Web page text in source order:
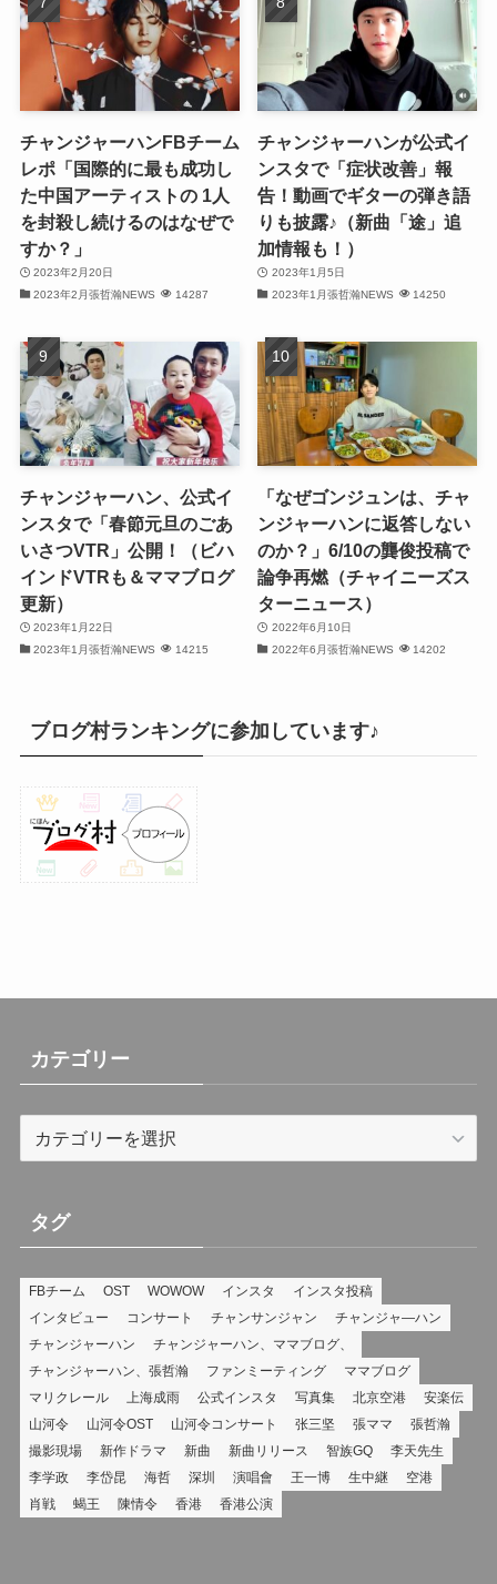
(31)
(32)
(30)
(32)
(31)
(32)
(31)
チャンジャーハンFBチーム
レポ「国際的に最も成功し
た中国アーティストの 1人
を封殺し続けるのはなぜで
すか？」
2023年2月20日
2023年2月張哲瀚NEWS
14287
チャンジャーハンが公式イ
ンスタで「症状改善」報
告！動画でギターの弾き語
りも披露♪（新曲「途」追
加情報も！）
2023年1月5日
2023年1月張哲瀚NEWS
14250
チャンジャーハン、公式イ
ンスタで「春節元旦のごあ
いさつVTR」公開！（ビハ
インドVTRも＆ママブログ
更新）
2023年1月22日
2023年1月張哲瀚NEWS
14215
「なぜゴンジュンは、チャ
ンジャーハンに返答しない
のか？」6/10の龔俊投稿で
論争再燃（チャイニーズス
ターニュース）
2022年6月10日
2022年6月張哲瀚NEWS
14202
ブログ村ランキングに参加しています♪
カテゴリー
ー
タグ
FBチーム OST WOWOW インスタ
インスタ投稿
インタビュー
コンサート チャンサンジャン
チャンジャ―ハン
チャンジャーハン
チャンジャーハン、ママブログ、
チャンジャーハン、張哲瀚
ファンミーティング
ママブログ
マリクレール
上海成雨 公式インスタ 写真集 北京空港
安楽伝
山河令
山河令OST 山河令コンサート 张三坚 張ママ
張哲瀚
撮影現場
新作ドラマ 新曲 新曲リリース 智族GQ
李天先生
李学政
李岱昆 海哲 深圳 演唱會 王一博 生中継
空港
肖戦
蝎王 陳情令 香港 香港公演